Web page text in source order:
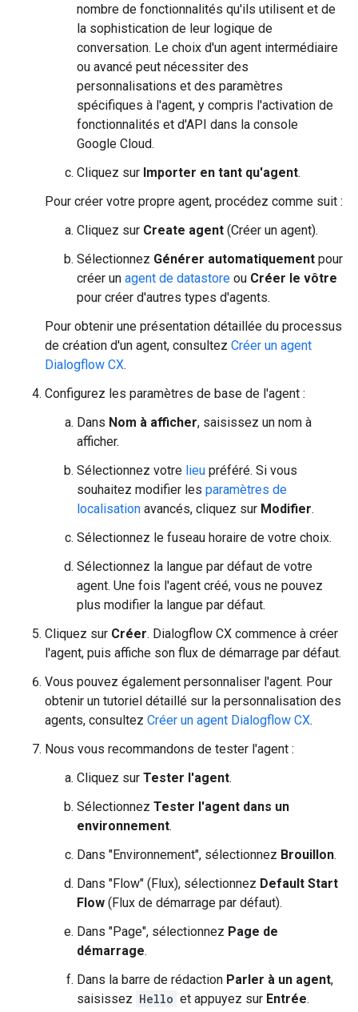
nombre de fonctionnalités qu'ils utilisent et de
la sophistication de leur logique de
conversation. Le choix d'un agent intermédiaire
ou avancé peut nécessiter des
personnalisations et des paramètres
spécifiques à l'agent, y compris l'activation de
fonctionnalités et d'API dans la console
Google Cloud.
Cliquez sur Importer en tant qu'agent.
Pour créer votre propre agent, procédez comme suit :
Cliquez sur Create agent (Créer un agent).
Sélectionnez Générer automatiquement pour
créer un agent de datastore ou Créer le vôtre
pour créer d'autres types d'agents.
Pour obtenir une présentation détaillée du processus
de création d'un agent, consultez Créer un agent
Dialogflow CX.
Configurez les paramètres de base de l'agent :
Dans Nom à afficher, saisissez un nom à
afficher.
Sélectionnez votre lieu préféré. Si vous
souhaitez modifier les paramètres de
localisation avancés, cliquez sur Modifier.
Sélectionnez le fuseau horaire de votre choix.
Sélectionnez la langue par défaut de votre
agent. Une fois l'agent créé, vous ne pouvez
plus modifier la langue par défaut.
Cliquez sur Créer. Dialogflow CX commence à créer
l'agent, puis affiche son flux de démarrage par défaut.
Vous pouvez également personnaliser l'agent. Pour
obtenir un tutoriel détaillé sur la personnalisation des
agents, consultez Créer un agent Dialogflow CX.
Nous vous recommandons de tester l'agent :
Cliquez sur Tester l'agent.
Sélectionnez Tester l'agent dans un
environnement.
Dans "Environnement", sélectionnez Brouillon.
Dans "Flow" (Flux), sélectionnez Default Start
Flow (Flux de démarrage par défaut).
Dans "Page", sélectionnez Page de
démarrage.
Dans la barre de rédaction Parler à un agent,
saisissez Hello et appuyez sur Entrée.